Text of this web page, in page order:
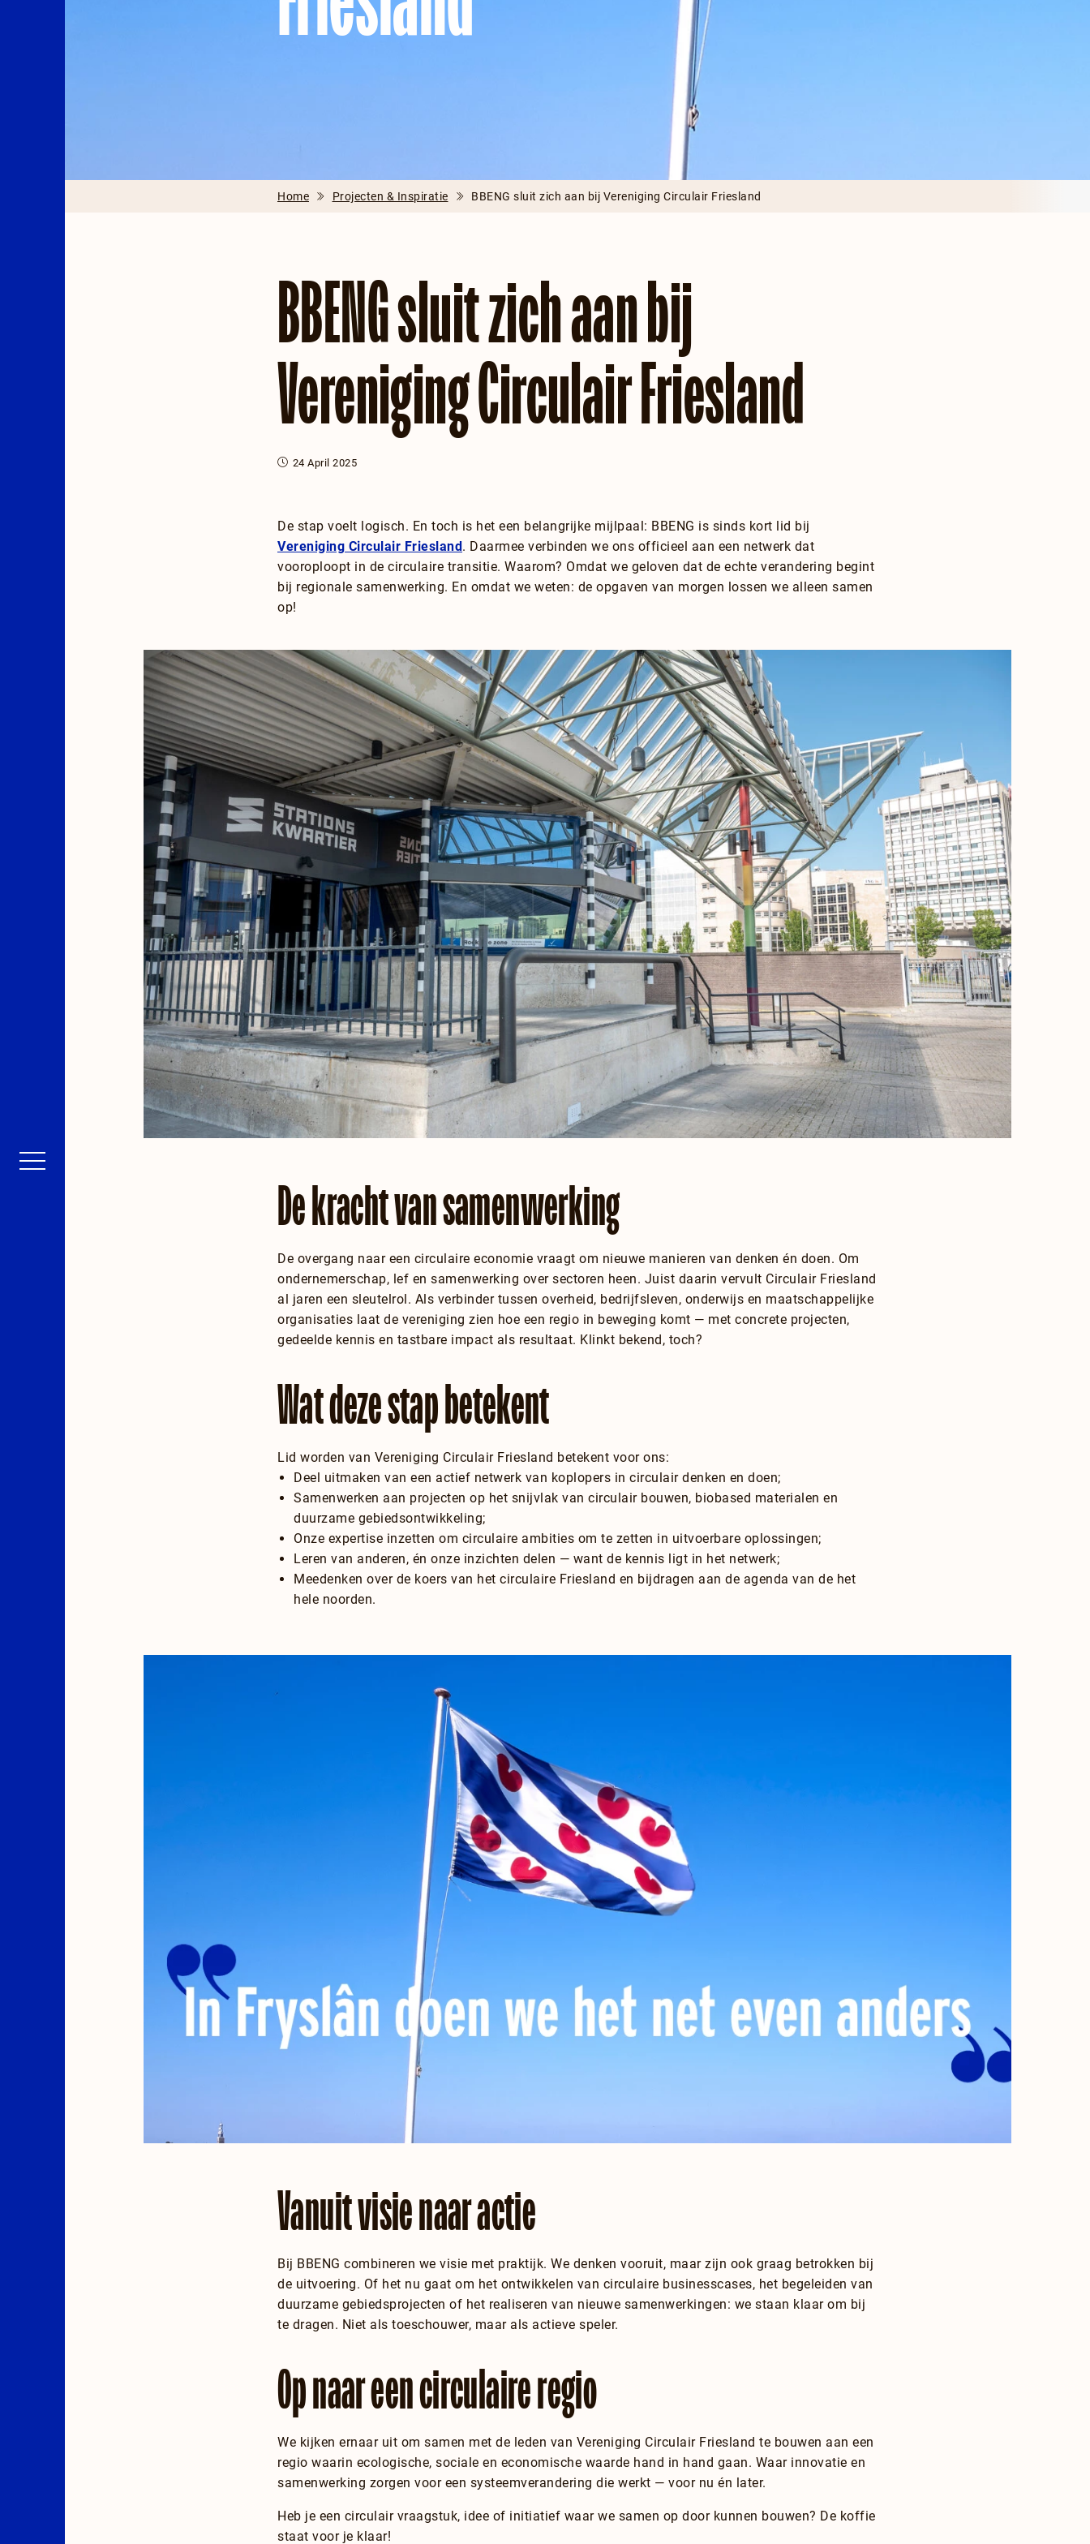
Home Projecten & Inspiratie BBENG sluit zich aan bij Vereniging Circulair Friesland
BBENG sluit zich aan bij
Vereniging Circulair Friesland
24 April 2025
De stap voelt logisch. En toch is het een belangrijke mijlpaal: BBENG is sinds kort lid bij
Vereniging Circulair Friesland. Daarmee verbinden we ons officieel aan een netwerk dat
vooroploopt in de circulaire transitie. Waarom? Omdat we geloven dat de echte verandering begint
bij regionale samenwerking. En omdat we weten: de opgaven van morgen lossen we alleen samen
op!
De kracht van samenwerking
De overgang naar een circulaire economie vraagt om nieuwe manieren van denken én doen. Om
ondernemerschap, lef en samenwerking over sectoren heen. Juist daarin vervult Circulair Friesland
al jaren een sleutelrol. Als verbinder tussen overheid, bedrijfsleven, onderwijs en maatschappelijke
organisaties laat de vereniging zien hoe een regio in beweging komt — met concrete projecten,
gedeelde kennis en tastbare impact als resultaat. Klinkt bekend, toch?
Wat deze stap betekent
Lid worden van Vereniging Circulair Friesland betekent voor ons:
Deel uitmaken van een actief netwerk van koplopers in circulair denken en doen;
Samenwerken aan projecten op het snijvlak van circulair bouwen, biobased materialen en
duurzame gebiedsontwikkeling;
Onze expertise inzetten om circulaire ambities om te zetten in uitvoerbare oplossingen;
Leren van anderen, én onze inzichten delen — want de kennis ligt in het netwerk;
Meedenken over de koers van het circulaire Friesland en bijdragen aan de agenda van de het
hele noorden.
Vanuit visie naar actie
Bij BBENG combineren we visie met praktijk. We denken vooruit, maar zijn ook graag betrokken bij
de uitvoering. Of het nu gaat om het ontwikkelen van circulaire businesscases, het begeleiden van
duurzame gebiedsprojecten of het realiseren van nieuwe samenwerkingen: we staan klaar om bij
te dragen. Niet als toeschouwer, maar als actieve speler.
Op naar een circulaire regio
We kijken ernaar uit om samen met de leden van Vereniging Circulair Friesland te bouwen aan een
regio waarin ecologische, sociale en economische waarde hand in hand gaan. Waar innovatie en
samenwerking zorgen voor een systeemverandering die werkt — voor nu én later.
Heb je een circulair vraagstuk, idee of initiatief waar we samen op door kunnen bouwen? De koffie
staat voor je klaar!